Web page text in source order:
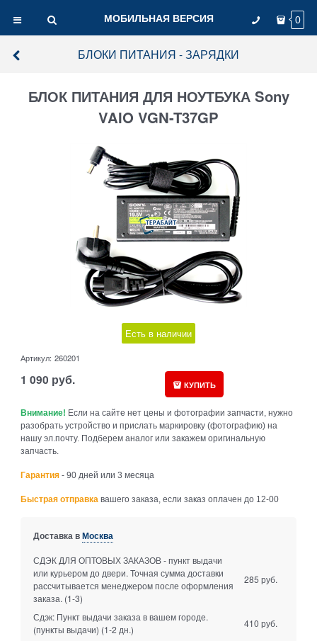
МОБИЛЬНАЯ ВЕРСИЯ 0
БЛОКИ ПИТАНИЯ - ЗАРЯДКИ
БЛОК ПИТАНИЯ ДЛЯ НОУТБУКА Sony
VAIO VGN-T37GP
Есть в наличии
Артикул: 260201
1 090 руб. КУПИТЬ
Внимание! Если на сайте нет цены и фотографии запчасти, нужно
разобрать устройство и прислать маркировку (фотографию) на
нашу эл.почту. Подберем аналог или закажем оригинальную
запчасть.
Гарантия - 90 дней или 3 месяца
Быстрая отправка вашего заказа, если заказ оплачен до 12-00
Доставка вМосква
СДЭК ДЛЯ ОПТОВЫХ ЗАКАЗОВ - пункт выдачи
или курьером до двери. Точная сумма доставки
рассчитывается менеджером после оформления
заказа. (1-3)
285 руб.
Сдэк: Пункт выдачи заказа в вашем городе.
(пункты выдачи) (1-2 дн.)
410 руб.